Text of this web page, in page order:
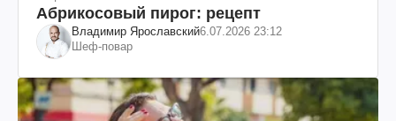
Абрикосовый пирог: рецепт
Владимир Ярославский6.07.2026 23:12
Шеф-повар